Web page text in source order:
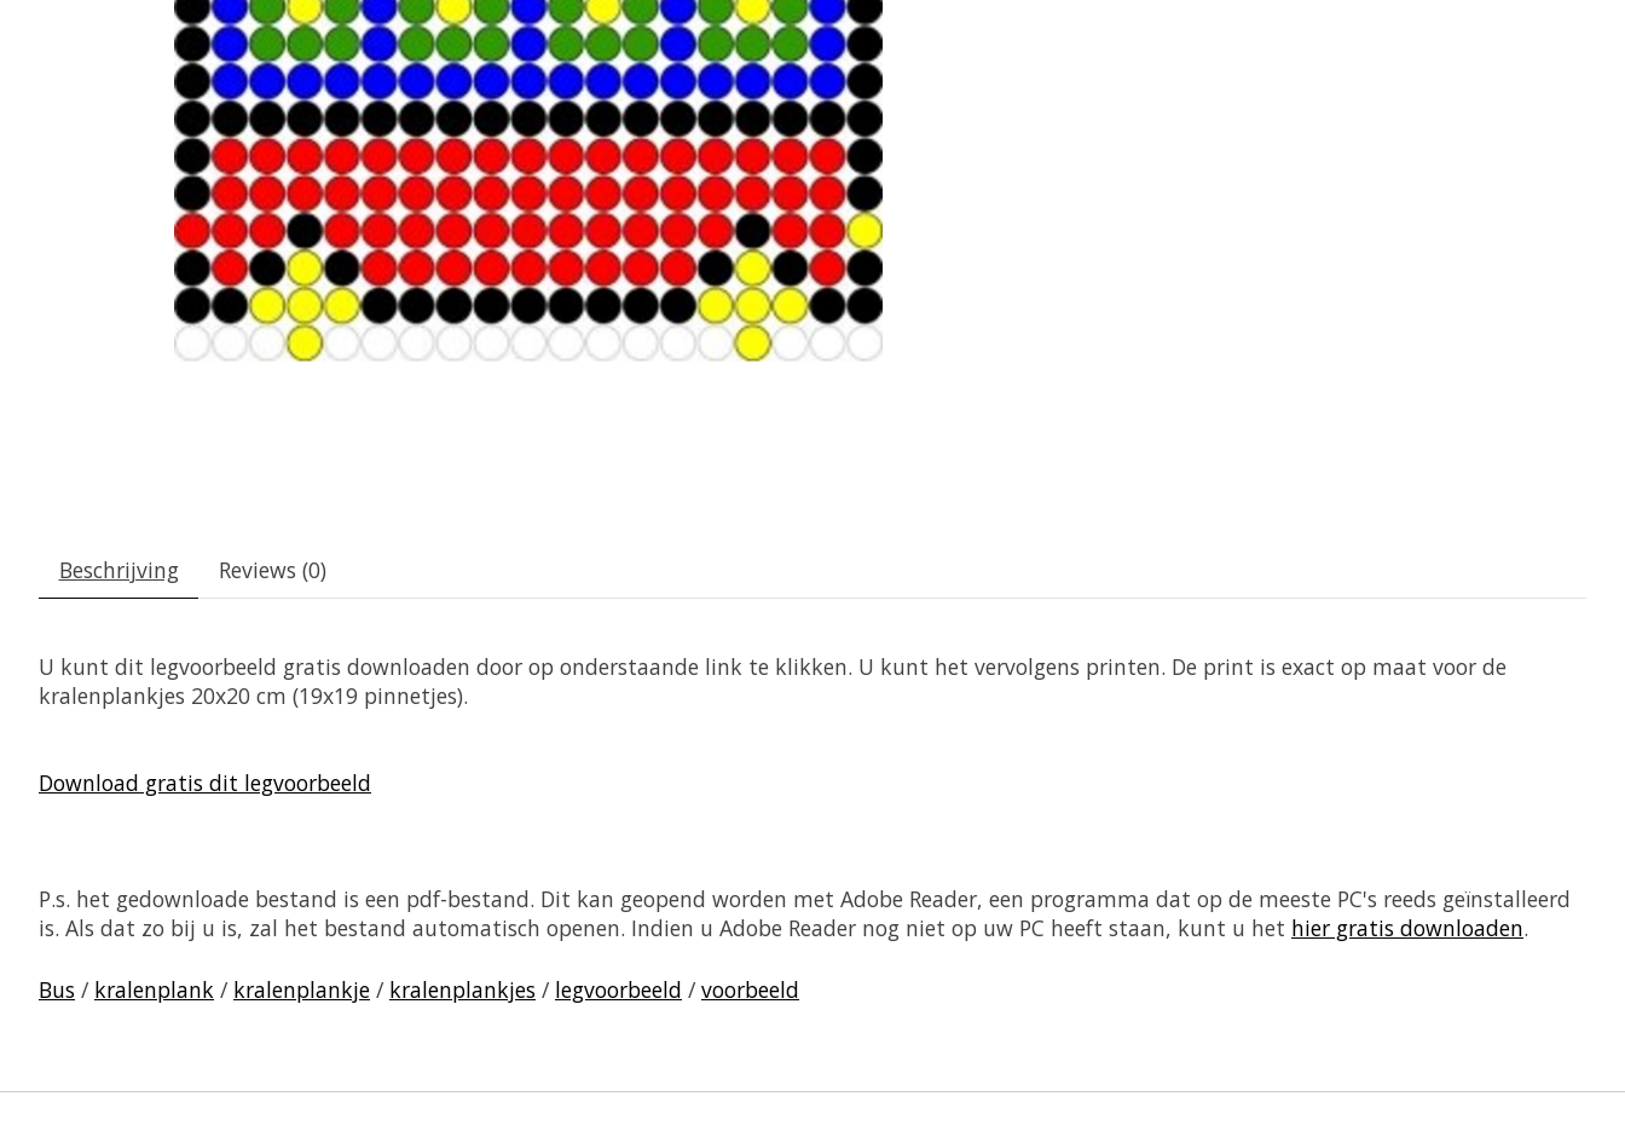
Beschrijving Reviews (0)
U kunt dit legvoorbeeld gratis downloaden door op onderstaande link te klikken. U kunt het vervolgens printen. De print is exact op maat voor de
kralenplankjes 20x20 cm (19x19 pinnetjes).
Download gratis dit legvoorbeeld
P.s. het gedownloade bestand is een pdf-bestand. Dit kan geopend worden met Adobe Reader, een programma dat op de meeste PC's reeds geïnstalleerd
is. Als dat zo bij u is, zal het bestand automatisch openen. Indien u Adobe Reader nog niet op uw PC heeft staan, kunt u het hier gratis downloaden.
Bus / kralenplank / kralenplankje / kralenplankjes / legvoorbeeld / voorbeeld